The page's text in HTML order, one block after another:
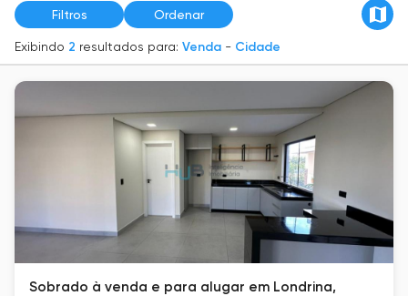
Filtros Ordenar
Exibindo 2 resultados para: Venda - Cidade
Sobrado à venda e para alugar em Londrina,